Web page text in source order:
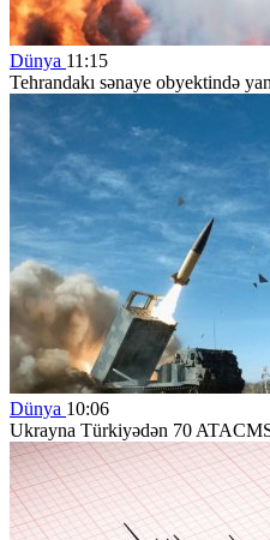
Dünya 11:15
Tehrandakı sənaye obyektində
Dünya 10:06
Ukrayna Türkiyədən 70